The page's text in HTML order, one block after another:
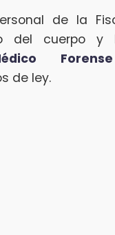
de la
del cuerpo
Forense
de ley.